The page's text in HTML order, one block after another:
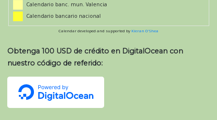
Calendario banc. mun. Valencia
Calendario bancario nacional
Calendar developed and supported by Kieran O'Shea
Obtenga 100 USD de crédito en DigitalOcean con
nuestro código de referido: